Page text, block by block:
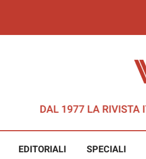
EDITORIALI SPECIALI